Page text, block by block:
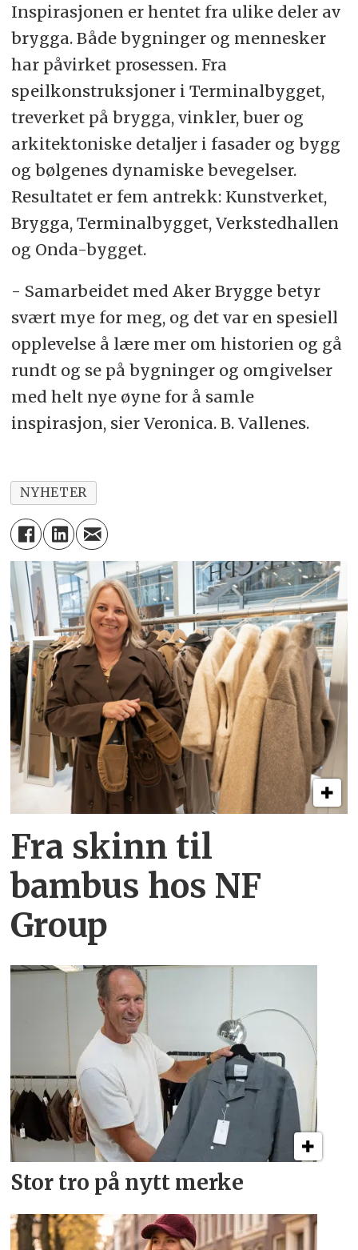
Inspirasjonen er hentet fra ulike deler av
brygga. Både bygninger og mennesker
har påvirket prosessen. Fra
speilkonstruksjoner i Terminalbygget,
treverket på brygga, vinkler, buer og
arkitektoniske detaljer i fasader og bygg
og bølgenes dynamiske bevegelser.
Resultatet er fem antrekk: Kunstverket,
Brygga, Terminalbygget, Verkstedhallen
og Onda-bygget.
- Samarbeidet med Aker Brygge betyr
svært mye for meg, og det var en spesiell
opplevelse å lære mer om historien og gå
rundt og se på bygninger og omgivelser
med helt nye øyne for å samle
inspirasjon, sier Veronica. B. Vallenes.
NYHETER
Fra skinn til
bambus hos NF
Group
Stor tro på nytt merke